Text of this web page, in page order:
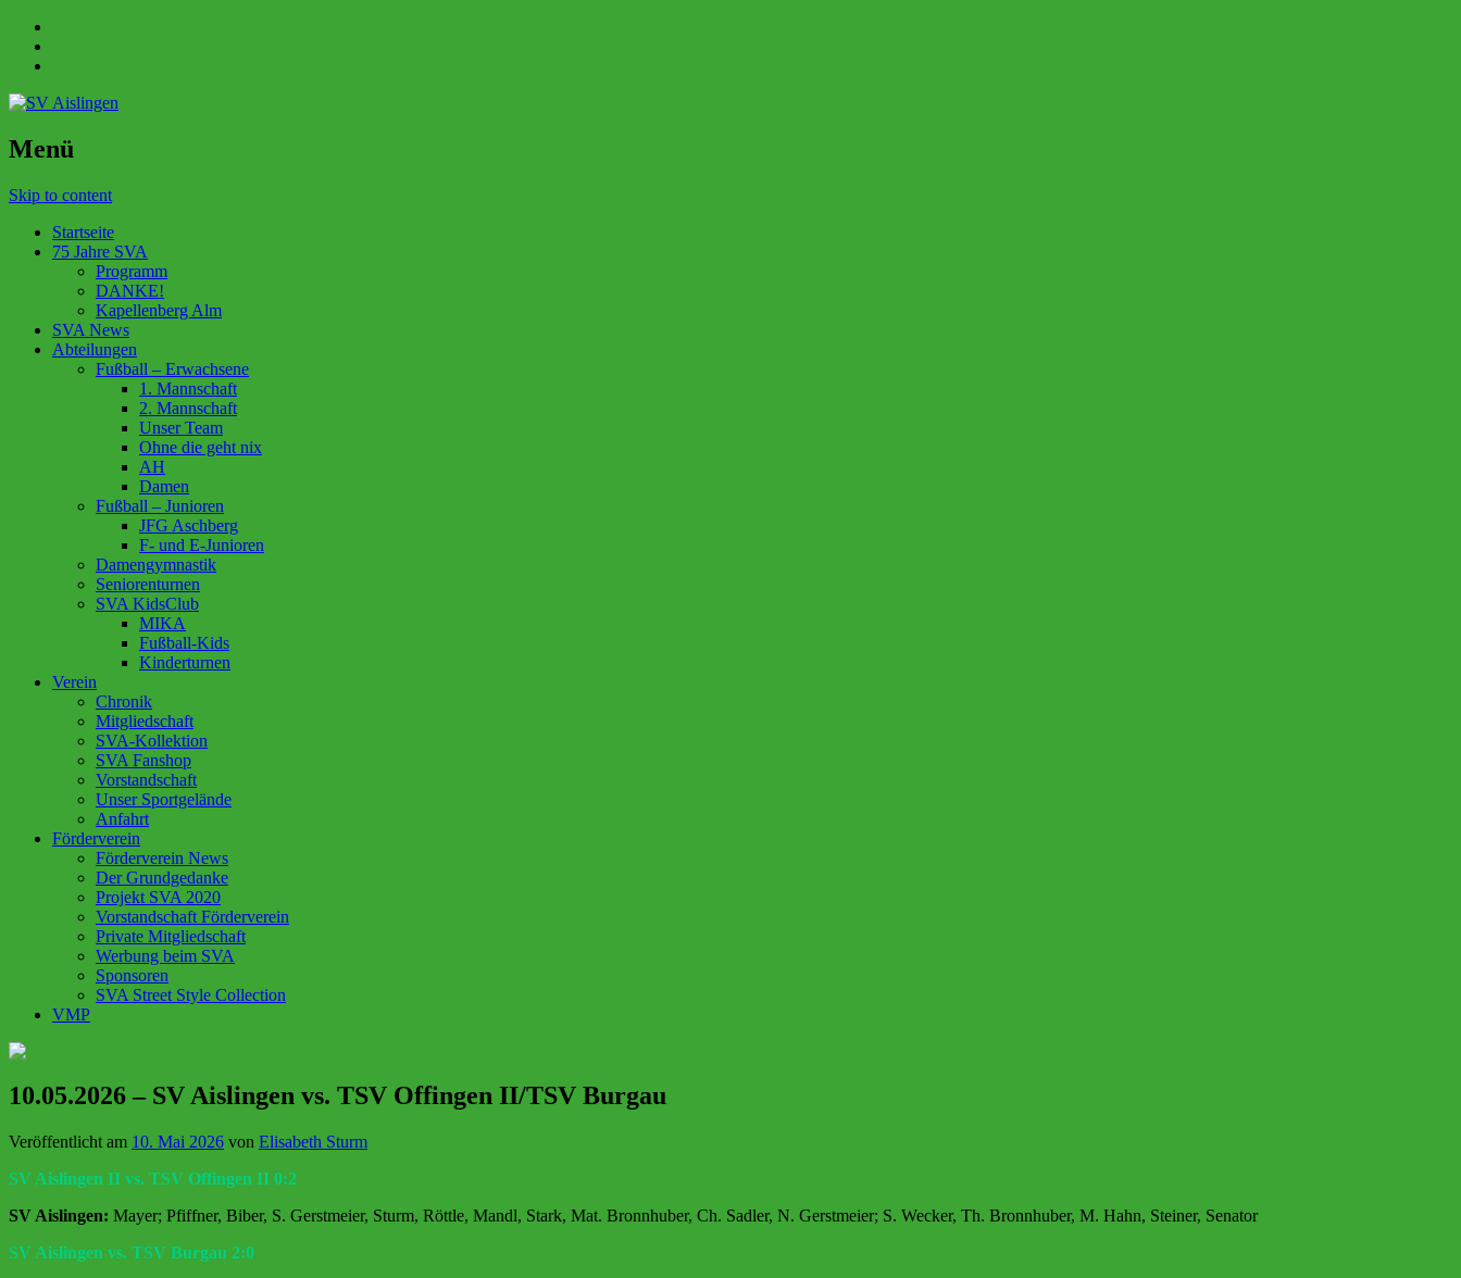
Menü
Skip to content
Startseite
75 Jahre SVA
Programm
DANKE!
Kapellenberg Alm
SVA News
Abteilungen
Fußball – Erwachsene
1. Mannschaft
2. Mannschaft
Unser Team
Ohne die geht nix
AH
Damen
Fußball – Junioren
JFG Aschberg
F- und E-Junioren
Damengymnastik
Seniorenturnen
SVA KidsClub
MIKA
Fußball-Kids
Kinderturnen
Verein
Chronik
Mitgliedschaft
SVA-Kollektion
SVA Fanshop
Vorstandschaft
Unser Sportgelände
Anfahrt
Förderverein
Förderverein News
Der Grundgedanke
Projekt SVA 2020
Vorstandschaft Förderverein
Private Mitgliedschaft
Werbung beim SVA
Sponsoren
SVA Street Style Collection
VMP
10.05.2026 – SV Aislingen vs. TSV Offingen II/TSV Burgau
Veröffentlicht am 10. Mai 2026 von Elisabeth Sturm
SV Aislingen II vs. TSV Offingen II 0:2
SV Aislingen: Mayer; Pfiffner, Biber, S. Gerstmeier, Sturm, Röttle, Mandl, Stark, Mat. Bronnhuber, Ch. Sadler, N. Gerstmeier; S. Wecker, Th. Bronnhuber, M. Hahn, Steiner, Senator
SV Aislingen vs. TSV Burgau 2:0